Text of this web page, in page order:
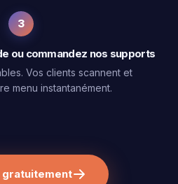
3
ou commandez nos supports
Vos clients scannent et
menu instantanément.
gratuitement